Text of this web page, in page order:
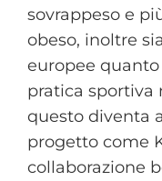
sovrappeso e
obeso, inoltre
europee
pratica sportiva
questo diventa
progetto come
collaborazione